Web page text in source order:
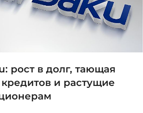
рост в долг, тающая
и растущие